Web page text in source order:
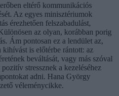
eltérő kommunikációs
Az egyes minisztériumok
érezhetően felszabadulást,
az olyan, korábban porig
Ám pontosan ez a lendület az,
is előtérbe rántott: az
beváltását, vagy más szóval
stressznek a kezeléséhez
adni. Hana György
véleménycikke.